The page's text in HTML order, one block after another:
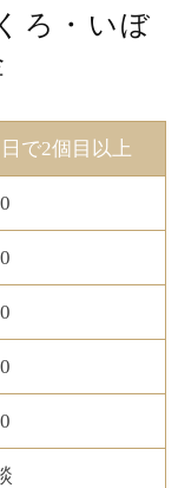
ろ・いぼ
日で2個目以上